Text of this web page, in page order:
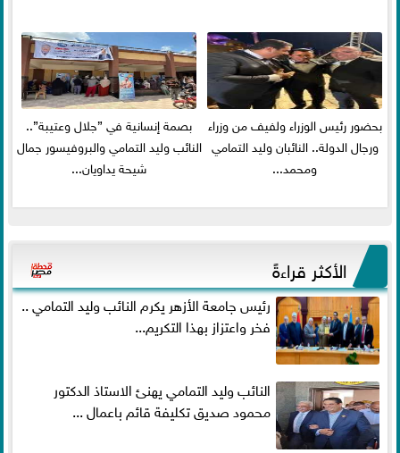
بحضور رئيس الوزراء ولفيف من وزراء
ورجال الدولة.. النائبان وليد التمامي
ومحمد...
بصمة إنسانية في ”جلال وعتيبة”..
النائب وليد التمامي والبروفيسور جمال
شيحة يداويان...
الأكثر قراءةً
رئيس جامعة الأزهر يكرم النائب وليد التمامي ..
فخر واعتزاز بهذا التكريم...
النائب وليد التمامي يهنئ الاستاذ الدكتور
محمود صديق تكليفة قائم باعمال ...